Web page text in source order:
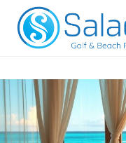
Saltar
contenido
Salado Golf